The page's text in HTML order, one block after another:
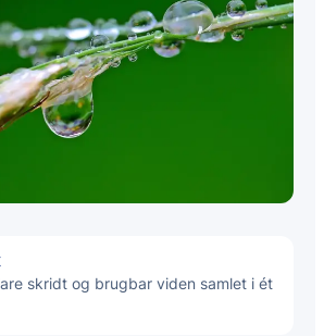
skridt og brugbar viden samlet i ét